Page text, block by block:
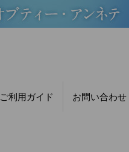
ご利用ガイド お問い合わせ